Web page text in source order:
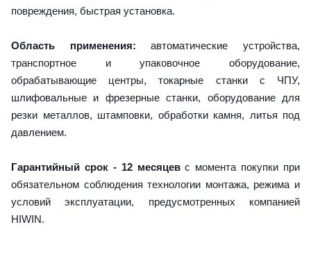
повреждения, быстрая установка.
Область применения: автоматические устройства,
транспортное и упаковочное оборудование,
обрабатывающие центры, токарные станки с ЧПУ,
шлифовальные и фрезерные станки, оборудование для
резки металлов, штамповки, обработки камня, литья под
давлением.
Гарантийный срок - 12 месяцевс момента покупки при
обязательном соблюдения технологии монтажа, режима и
условий эксплуатации, предусмотренных компанией
HIWIN.